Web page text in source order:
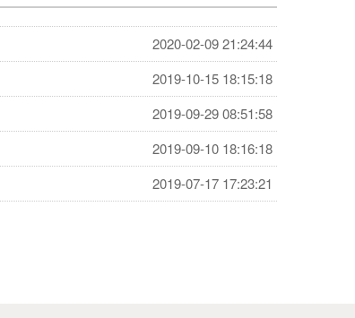
2020-02-09 21:24:44
2019-10-15 18:15:18
2019-09-29 08:51:58
2019-09-10 18:16:18
2019-07-17 17:23:21